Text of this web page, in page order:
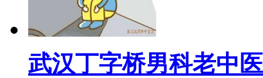
武汉丁字桥男科老中